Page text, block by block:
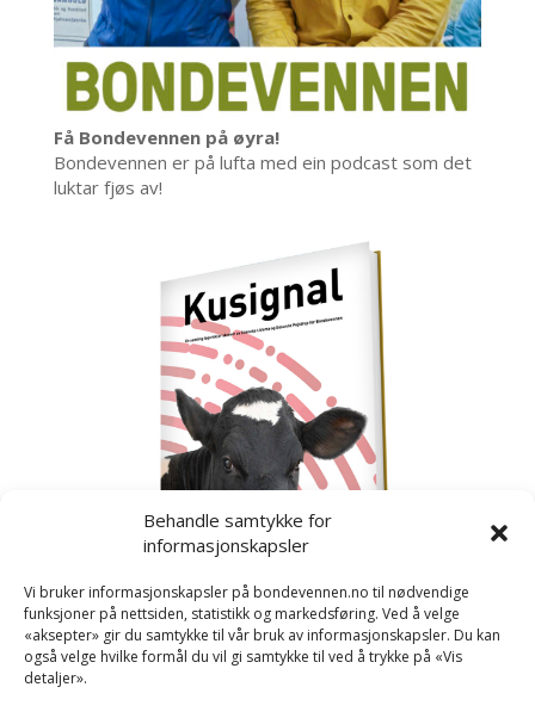
Behandle samtykke for
informasjonskapsler
Vi bruker informasjonskapsler på bondevennen.no til nødvendige
funksjoner på nettsiden, statistikk og markedsføring. Ved å velge
«aksepter» gir du samtykke til vår bruk av informasjonskapsler. Du kan
også velge hvilke formål du vil gi samtykke til ved å trykke på «Vis
detaljer».
Få Bondevennen på øyra!
Bondevennen er på lufta med ein podcast som det
luktar fjøs av!
Kusignal